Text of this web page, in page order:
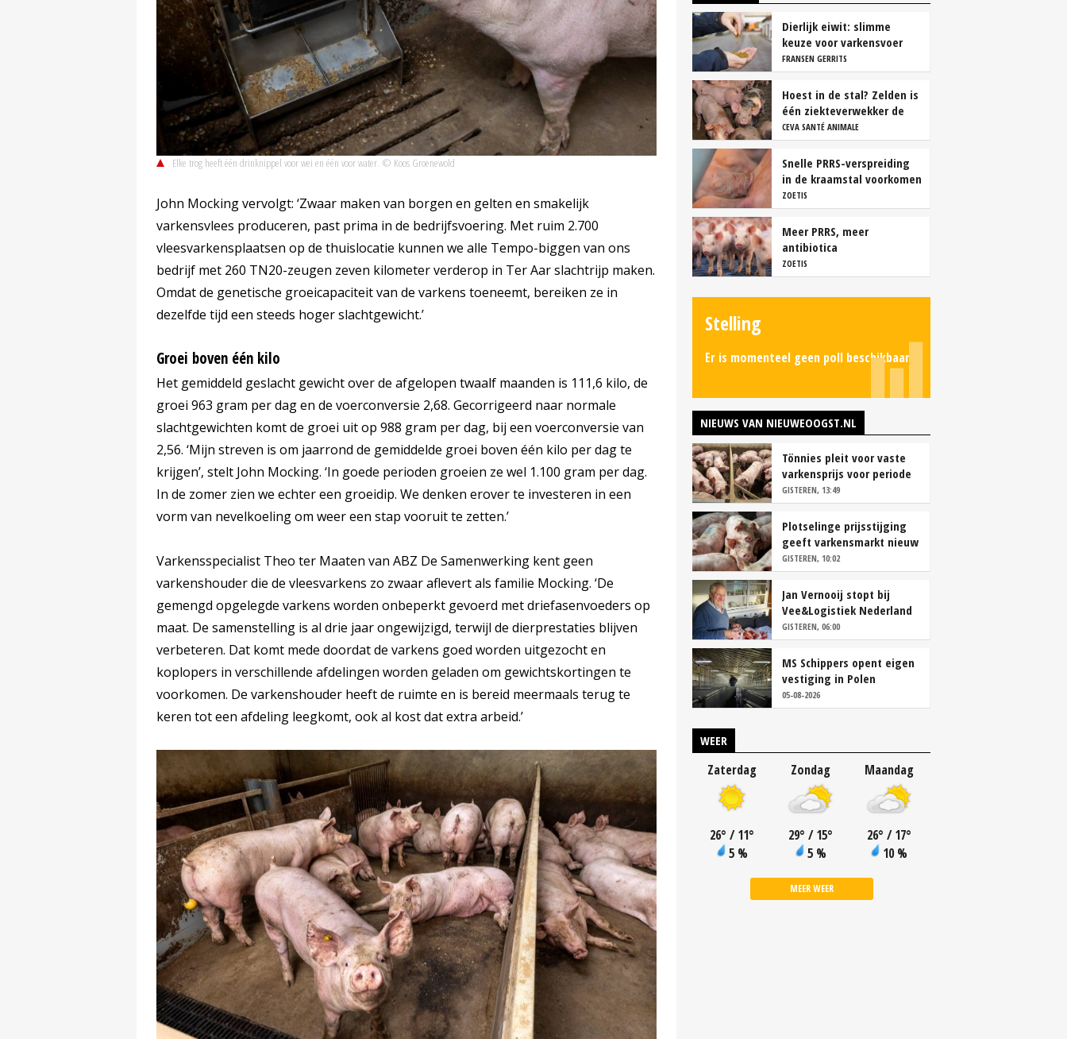
Elke trog heeft één drinknippel voor wei en één voor water. © Koos Groenewold
John Mocking vervolgt: ‘Zwaar maken van borgen en gelten en smakelijk
varkensvlees produceren, past prima in de bedrijfsvoering. Met ruim 2.700
vleesvarkensplaatsen op de thuislocatie kunnen we alle Tempo-biggen van ons
bedrijf met 260 TN20-zeugen zeven kilometer verderop in Ter Aar slachtrijp maken.
Omdat de genetische groeicapaciteit van de varkens toeneemt, bereiken ze in
dezelfde tijd een steeds hoger slachtgewicht.’
Groei boven één kilo
Het gemiddeld geslacht gewicht over de afgelopen twaalf maanden is 111,6 kilo, de
groei 963 gram per dag en de voerconversie 2,68. Gecorrigeerd naar normale
slachtgewichten komt de groei uit op 988 gram per dag, bij een voerconversie van
2,56. ‘Mijn streven is om jaarrond de gemiddelde groei boven één kilo per dag te
krijgen’, stelt John Mocking. ‘In goede perioden groeien ze wel 1.100 gram per dag.
In de zomer zien we echter een groeidip. We denken erover te investeren in een
vorm van nevelkoeling om weer een stap vooruit te zetten.’
Varkensspecialist Theo ter Maaten van ABZ De Samenwerking kent geen
varkenshouder die de vleesvarkens zo zwaar aflevert als familie Mocking. ‘De
gemengd opgelegde varkens worden onbeperkt gevoerd met driefasenvoeders op
maat. De samenstelling is al drie jaar ongewijzigd, terwijl de dierprestaties blijven
verbeteren. Dat komt mede doordat de varkens goed worden uitgezocht en
koplopers in verschillende afdelingen worden geladen om gewichtskortingen te
voorkomen. De varkenshouder heeft de ruimte en is bereid meermaals terug te
keren tot een afdeling leegkomt, ook al kost dat extra arbeid.’
Dierlijk eiwit: slimme
keuze voor varkensvoer
FRANSEN GERRITS
Hoest in de stal? Zelden is
één ziekteverwekker de
oorzaak
CEVA SANTÉ ANIMALE
Snelle PRRS-verspreiding
in de kraamstal voorkomen
ZOETIS
Meer PRRS, meer
antibiotica
ZOETIS
Stelling
Er is momenteel geen poll beschikbaar.
NIEUWS VAN NIEUWEOOGST.NL
Tönnies pleit voor vaste
varkensprijs voor periode
van zes maanden
GISTEREN, 13:49
Plotselinge prijsstijging
geeft varkensmarkt nieuw
perspectief
GISTEREN, 10:02
Jan Vernooij stopt bij
Vee&Logistiek Nederland
GISTEREN, 06:00
MS Schippers opent eigen
vestiging in Polen
05-08-2026
WEER
Zaterdag
26° / 11°
5 %
Zondag
29° / 15°
5 %
Maandag
26° / 17°
10 %
MEER WEER